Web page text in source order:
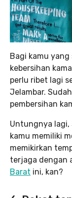
Bagi kamu
kebersihan
perlu ribet lagi
Jelambar.
pembersihan
Untungnya lagi,
kamu memiliki
memikirkan
terjaga dengan
Barat ini, kan?